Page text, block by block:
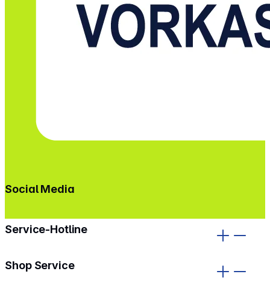
Service-Hotline
Shop Service
Social Media